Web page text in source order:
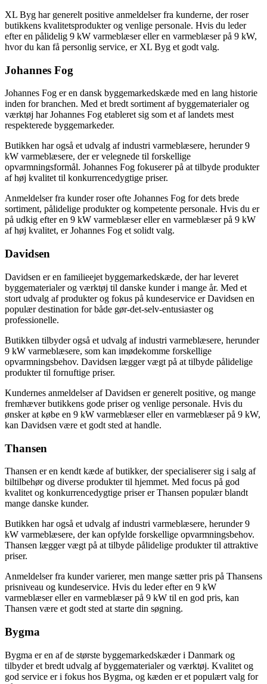
XL Byg har generelt positive anmeldelser fra kunderne, der roser
butikkens kvalitetsprodukter og venlige personale. Hvis du leder
efter en pålidelig 9 kW varmeblæser eller en varmeblæser på 9 kW,
hvor du kan få personlig service, er XL Byg et godt valg.
Johannes Fog
Johannes Fog er en dansk byggemarkedskæde med en lang historie
inden for branchen. Med et bredt sortiment af byggematerialer og
værktøj har Johannes Fog etableret sig som et af landets mest
respekterede byggemarkeder.
Butikken har også et udvalg af industri varmeblæsere, herunder 9
kW varmeblæsere, der er velegnede til forskellige
opvarmningsformål. Johannes Fog fokuserer på at tilbyde produkter
af høj kvalitet til konkurrencedygtige priser.
Anmeldelser fra kunder roser ofte Johannes Fog for dets brede
sortiment, pålidelige produkter og kompetente personale. Hvis du er
på udkig efter en 9 kW varmeblæser eller en varmeblæser på 9 kW
af høj kvalitet, er Johannes Fog et solidt valg.
Davidsen
Davidsen er en familieejet byggemarkedskæde, der har leveret
byggematerialer og værktøj til danske kunder i mange år. Med et
stort udvalg af produkter og fokus på kundeservice er Davidsen en
populær destination for både gør-det-selv-entusiaster og
professionelle.
Butikken tilbyder også et udvalg af industri varmeblæsere, herunder
9 kW varmeblæsere, som kan imødekomme forskellige
opvarmningsbehov. Davidsen lægger vægt på at tilbyde pålidelige
produkter til fornuftige priser.
Kundernes anmeldelser af Davidsen er generelt positive, og mange
fremhæver butikkens gode priser og venlige personale. Hvis du
ønsker at købe en 9 kW varmeblæser eller en varmeblæser på 9 kW,
kan Davidsen være et godt sted at handle.
Thansen
Thansen er en kendt kæde af butikker, der specialiserer sig i salg af
biltilbehør og diverse produkter til hjemmet. Med focus på god
kvalitet og konkurrencedygtige priser er Thansen populær blandt
mange danske kunder.
Butikken har også et udvalg af industri varmeblæsere, herunder 9
kW varmeblæsere, der kan opfylde forskellige opvarmningsbehov.
Thansen lægger vægt på at tilbyde pålidelige produkter til attraktive
priser.
Anmeldelser fra kunder varierer, men mange sætter pris på Thansens
prisniveau og kundeservice. Hvis du leder efter en 9 kW
varmeblæser eller en varmeblæser på 9 kW til en god pris, kan
Thansen være et godt sted at starte din søgning.
Bygma
Bygma er en af de største byggemarkedskæder i Danmark og
tilbyder et bredt udvalg af byggematerialer og værktøj. Kvalitet og
god service er i fokus hos Bygma, og kæden er et populært valg for